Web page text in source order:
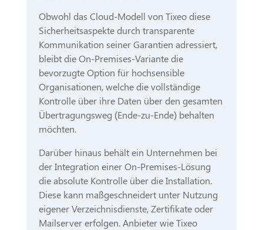
Obwohl das Cloud-Modell von Tixeo diese
Sicherheitsaspekte durch transparente
Kommunikation seiner Garantien adressiert,
bleibt die On-Premises-Variante die
bevorzugte Option für hochsensible
Organisationen, welche die vollständige
Kontrolle über ihre Daten über den gesamten
Übertragungsweg (Ende-zu-Ende) behalten
möchten.
Darüber hinaus behält ein Unternehmen bei
der Integration einer On-Premises-Lösung
die absolute Kontrolle über die Installation.
Diese kann maßgeschneidert unter Nutzung
eigener Verzeichnisdienste, Zertifikate oder
Mailserver erfolgen. Anbieter wie Tixeo